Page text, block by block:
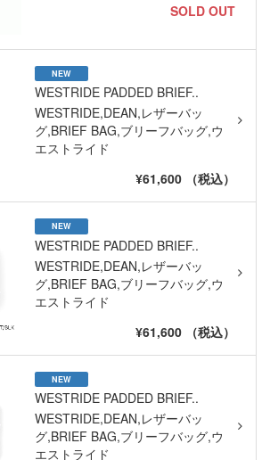
SOLD OUT
NEW
WESTRIDE PADDED BRIEF..
WESTRIDE,DEAN,レザーバッ
グ,BRIEF BAG,ブリーフバッグ,ウ
エストライド
¥61,600 （税込）
NEW
WESTRIDE PADDED BRIEF..
WESTRIDE,DEAN,レザーバッ
グ,BRIEF BAG,ブリーフバッグ,ウ
エストライド
¥61,600 （税込）
NEW
WESTRIDE PADDED BRIEF..
WESTRIDE,DEAN,レザーバッ
グ,BRIEF BAG,ブリーフバッグ,ウ
エストライド